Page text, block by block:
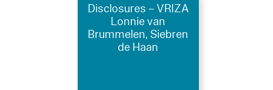
Disclosures – VRIZA
Lonnie van
Brummelen, Siebren
de Haan